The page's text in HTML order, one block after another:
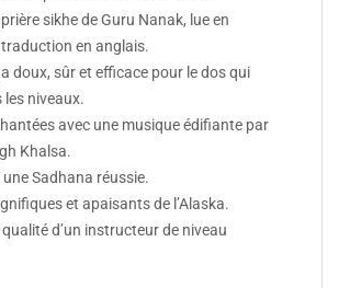
sikhe de Guru Nanak, lue en
en anglais.
doux, sûr et efficace pour le dos qui
niveaux.
avec une musique édifiante par
Khalsa.
Sadhana réussie.
et apaisants de l’Alaska.
d’un instructeur de niveau